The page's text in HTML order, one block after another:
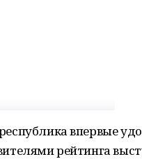
впервые
рейтинга